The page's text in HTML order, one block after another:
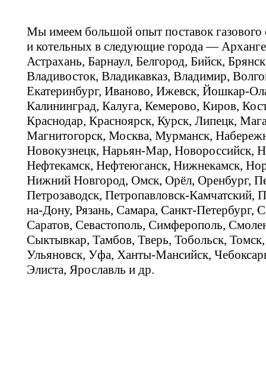
Мы имеем большой опыт поставок газового
и котельных в следующие города —
Астрахань, Барнаул, Белгород, Бийск,
Владивосток, Владикавказ, Владимир,
Екатеринбург, Иваново, Ижевск, Йошкар-
Калининград, Калуга, Кемерово, Киров,
Краснодар, Красноярск, Курск, Липецк,
Магнитогорск, Москва, Мурманск,
Новокузнецк, Нарьян-Мар, Новороссийск,
Нефтекамск, Нефтеюганск, Нижнекамск,
Нижний Новгород, Омск, Орёл, Оренбург,
Петрозаводск, Петропавловск-Камчатский,
на-Дону, Рязань, Самара, Санкт-Петербург,
Саратов, Севастополь, Симферополь,
Сыктывкар, Тамбов, Тверь, Тобольск,
Ульяновск, Уфа, Ханты-Мансийск,
Элиста, Ярославль и др.